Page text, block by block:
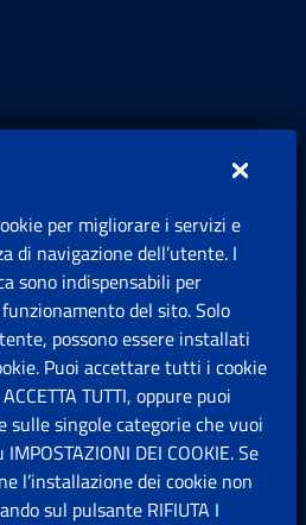
per migliorare i servizi e
di navigazione dell’utente. I
sono indispensabili per
del sito. Solo
possono essere installati
Puoi accettare tutti i cookie
TUTTI, oppure puoi
singole categorie che vuoi
DEI COOKIE. Se
l’installazione dei cookie non
sul pulsante RIFIUTA I